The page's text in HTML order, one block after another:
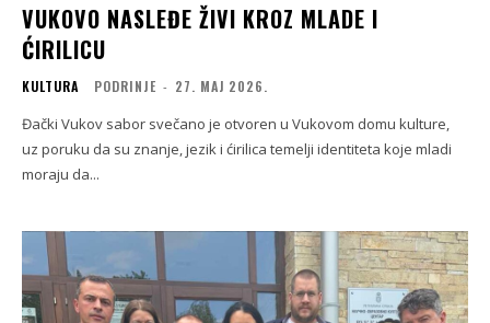
VUKOVO NASLEĐE ŽIVI KROZ MLADE I
ĆIRILICU
KULTURA PODRINJE - 27. МАЈ 2026.
Đački Vukov sabor svečano je otvoren u Vukovom domu kulture,
uz poruku da su znanje, jezik i ćirilica temelji identiteta koje mladi
moraju da...